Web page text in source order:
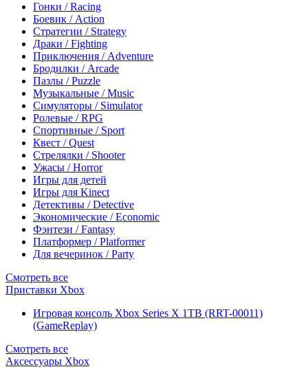
Гонки / Racing
Боевик / Action
Стратегии / Strategy
Драки / Fighting
Приключения / Adventure
Бродилки / Arcade
Пазлы / Puzzle
Музыкальные / Music
Симуляторы / Simulator
Ролевые / RPG
Спортивные / Sport
Квест / Quest
Стрелялки / Shooter
Ужасы / Horror
Игры для детей
Игры для Kinect
Детективы / Detective
Экономические / Economic
Фэнтези / Fantasy
Платформер / Platformer
Для вечеринок / Party
Смотреть все
Приставки Xbox
Игровая консоль Xbox Series X 1TB (RRT-00011)
(GameReplay)
Смотреть все
Аксессуары Xbox